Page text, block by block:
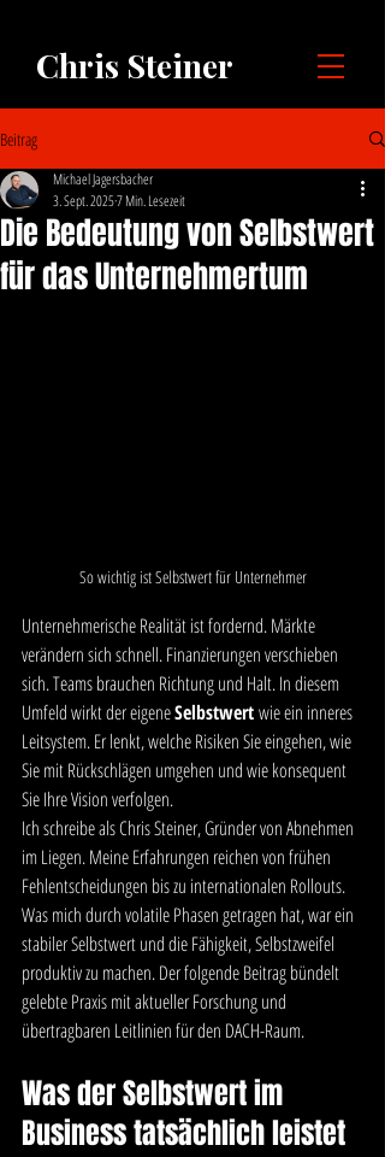
Chris Steiner
Beitrag
Die Bedeutung von Selbstwert
für das Unternehmertum
Michael Jagersbacher
3. Sept. 20257 Min. Lesezeit
So wichtig ist Selbstwert für Unternehmer
Unternehmerische Realität ist fordernd. Märkte
verändern sich schnell. Finanzierungen verschieben
sich. Teams brauchen Richtung und Halt. In diesem
Umfeld wirkt der eigene Selbstwert wie ein inneres
Leitsystem. Er lenkt, welche Risiken Sie eingehen, wie
Sie mit Rückschlägen umgehen und wie konsequent
Sie Ihre Vision verfolgen.
Ich schreibe als Chris Steiner, Gründer von Abnehmen
im Liegen. Meine Erfahrungen reichen von frühen
Fehlentscheidungen bis zu internationalen Rollouts.
Was mich durch volatile Phasen getragen hat, war ein
stabiler Selbstwert und die Fähigkeit, Selbstzweifel
produktiv zu machen. Der folgende Beitrag bündelt
gelebte Praxis mit aktueller Forschung und
übertragbaren Leitlinien für den DACH-Raum.
Was der Selbstwert im
Business tatsächlich leistet